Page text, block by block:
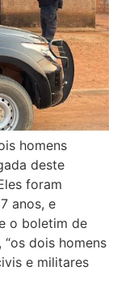
homens
deste
foram
anos, e
o boletim de
dois homens
e militares